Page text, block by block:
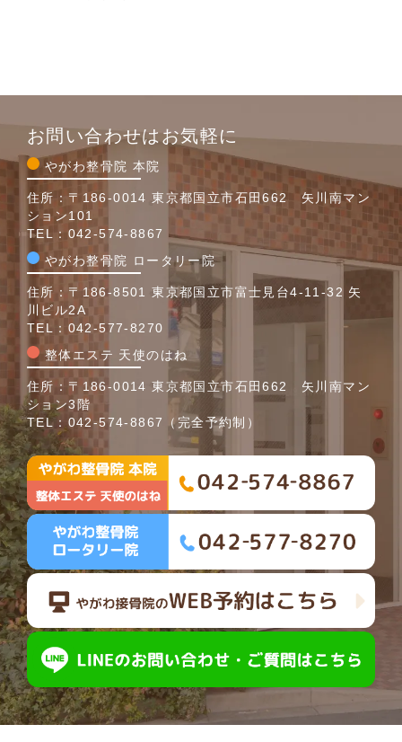
お問い合わせはお気軽に
やがわ整骨院 本院
住所：〒186-0014 東京都国立市石田662 矢川南マン
ション101
TEL： 042-574-8867
やがわ整骨院 ロータリー院
住所：〒186-8501 東京都国立市富士見台4-11-32 矢
川ビル2A
TEL： 042-577-8270
整体エステ 天使のはね
住所：〒186-0014 東京都国立市石田662 矢川南マン
ション3階
TEL： 042-574-8867 （完全予約制）